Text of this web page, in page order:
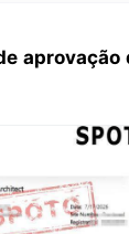
têm
equipa de
teste de
aprovação